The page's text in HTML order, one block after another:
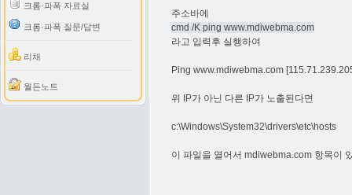
크롬·파폭 자료실
크롬·파폭 질문/답변
리채
월든노트
주소바에
cmd /K ping www.mdiwebma.com
라고 입력후 실행하여
Ping www.mdiwebma.com
위 IP가 아닌 다른 IP가 노출된다면
c:\Windows\System32\drivers\etc\hosts
이 파일을 열어서 mdiwebma.com 항목이